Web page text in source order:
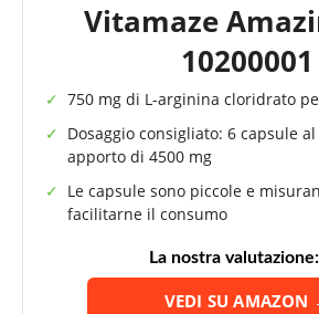
Vitamaze
10200001
750 mg di L-arginina cloridrato
Dosaggio consigliato: 6 capsule
apporto di 4500 mg
Le capsule sono piccole e
facilitarne il consumo
La nostra valutazione:
VEDI SU AMAZON